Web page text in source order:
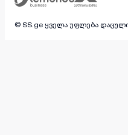
© SS.ge ყველა უფლება